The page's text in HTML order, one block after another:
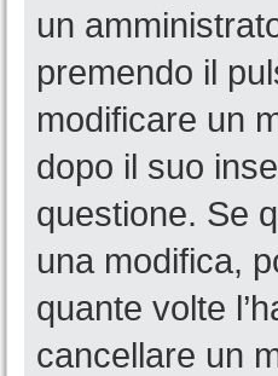
un
premendo il
modificare un
dopo il suo
questione. Se
una modifica,
quante volte
cancellare un